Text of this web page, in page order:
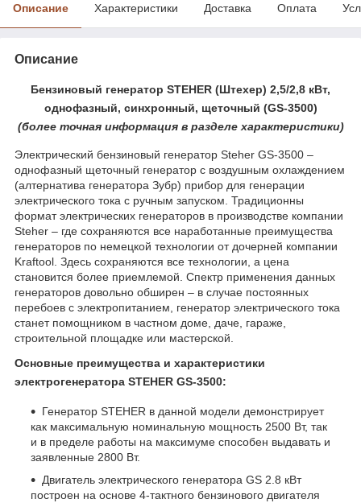
Описание Характеристики Доставка Оплата
Описание
Бензиновый генератор STEHER (Штехер) 2,5/2,8 кВт,
однофазный, синхронный, щеточный (GS-3500)
(более точная информация в разделе характеристики)
Электрический бензиновый генератор Steher GS-3500 –
однофазный щеточный генератор с воздушным охлаждением
(алтернатива генератора Зубр) прибор для генерации
электрического тока с ручным запуском. Традиционны
формат электрических генераторов в производстве компании
Steher – где сохраняются все наработанные преимущества
генераторов по немецкой технологии от дочерней компании
Kraftool. Здесь сохраняются все технологии, а цена
становится более приемлемой. Спектр применения данных
генераторов довольно обширен – в случае постоянных
перебоев с электропитанием, генератор электрического тока
станет помощником в частном доме, даче, гараже,
строительной площадке или мастерской.
Основные преимущества и характеристики
электрогенератора STEHER GS-3500:
Генератор STEHER в данной модели демонстрирует
как максимальную номинальную мощность 2500 Вт, так
и в пределе работы на максимуме способен выдавать и
заявленные 2800 Вт.
Двигатель электрического генератора GS 2.8 кВт
построен на основе 4-тактного бензинового двигателя